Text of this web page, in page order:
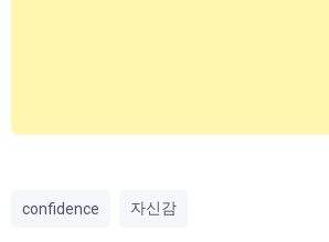
confidence 자신감